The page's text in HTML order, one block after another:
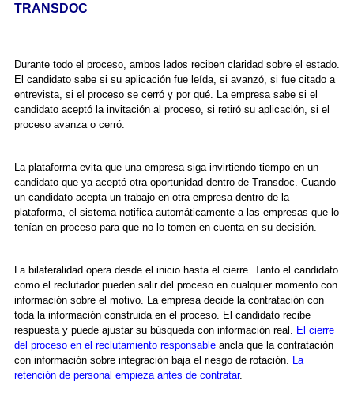
TRANSDOC
Durante todo el proceso, ambos lados reciben claridad sobre el estado.
El candidato sabe si su aplicación fue leída, si avanzó, si fue citado a
entrevista, si el proceso se cerró y por qué. La empresa sabe si el
candidato aceptó la invitación al proceso, si retiró su aplicación, si el
proceso avanza o cerró.
La plataforma evita que una empresa siga invirtiendo tiempo en un
candidato que ya aceptó otra oportunidad dentro de Transdoc. Cuando
un candidato acepta un trabajo en otra empresa dentro de la
plataforma, el sistema notifica automáticamente a las empresas que lo
tenían en proceso para que no lo tomen en cuenta en su decisión.
La bilateralidad opera desde el inicio hasta el cierre. Tanto el candidato
como el reclutador pueden salir del proceso en cualquier momento con
información sobre el motivo. La empresa decide la contratación con
toda la información construida en el proceso. El candidato recibe
respuesta y puede ajustar su búsqueda con información real. El cierre
del proceso en el reclutamiento responsableancla que la contratación
con información sobre integración baja el riesgo de rotación. La
retención de personal empieza antes de contratar.